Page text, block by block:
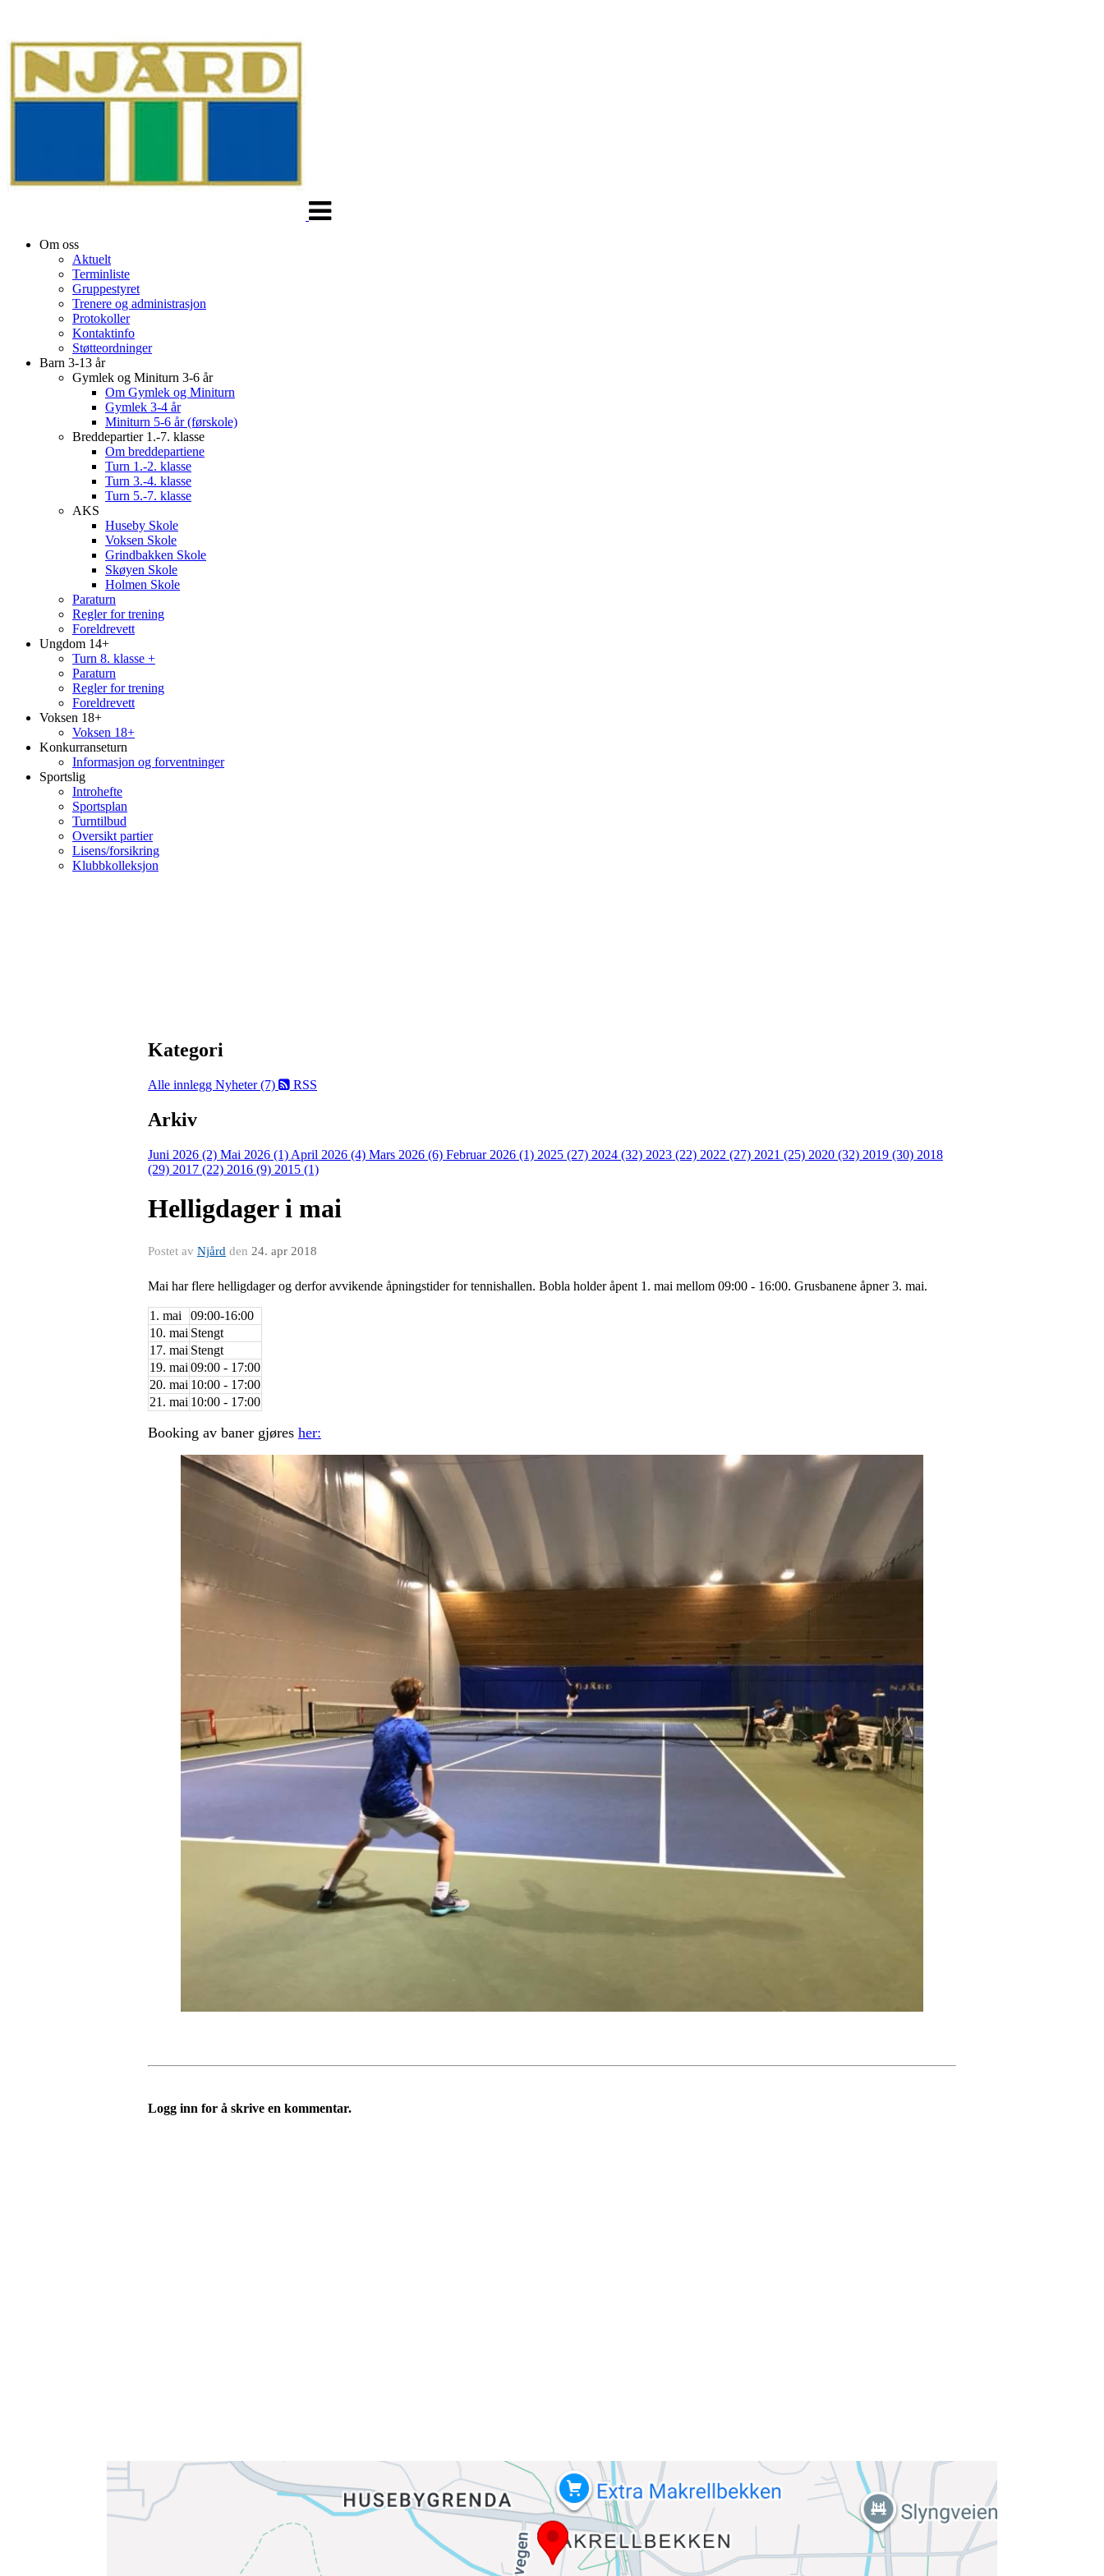
Om oss
Aktuelt
Terminliste
Gruppestyret
Trenere og administrasjon
Protokoller
Kontaktinfo
Støtteordninger
Barn 3-13 år
Gymlek og Miniturn 3-6 år
Om Gymlek og Miniturn
Gymlek 3-4 år
Miniturn 5-6 år (førskole)
Breddepartier 1.-7. klasse
Om breddepartiene
Turn 1.-2. klasse
Turn 3.-4. klasse
Turn 5.-7. klasse
AKS
Huseby Skole
Voksen Skole
Grindbakken Skole
Skøyen Skole
Holmen Skole
Paraturn
Regler for trening
Foreldrevett
Ungdom 14+
Turn 8. klasse +
Paraturn
Regler for trening
Foreldrevett
Voksen 18+
Voksen 18+
Konkurranseturn
Informasjon og forventninger
Sportslig
Introhefte
Sportsplan
Turntilbud
Oversikt partier
Lisens/forsikring
Klubbkolleksjon
Kategori
Alle innlegg Nyheter (7) RSS
Arkiv
Juni 2026 (2) Mai 2026 (1) April 2026 (4) Mars 2026 (6) Februar 2026 (1) 2025 (27) 2024 (32) 2023 (22) 2022 (27) 2021 (25) 2020 (32) 2019 (30) 2018
(29) 2017 (22) 2016 (9) 2015 (1)
Helligdager i mai
Postet av Njård den 24. apr 2018
Mai har flere helligdager og derfor avvikende åpningstider for tennishallen. Bobla holder åpent 1. mai mellom 09:00 - 16:00. Grusbanene åpner 3. mai.
1. mai
09:00-16:00
10. mai Stengt
17. mai Stengt
19. mai 09:00 - 17:00
20. mai 10:00 - 17:00
21. mai 10:00 - 17:00
Booking av baner gjøres her:
Logg inn for å skrive en kommentar.